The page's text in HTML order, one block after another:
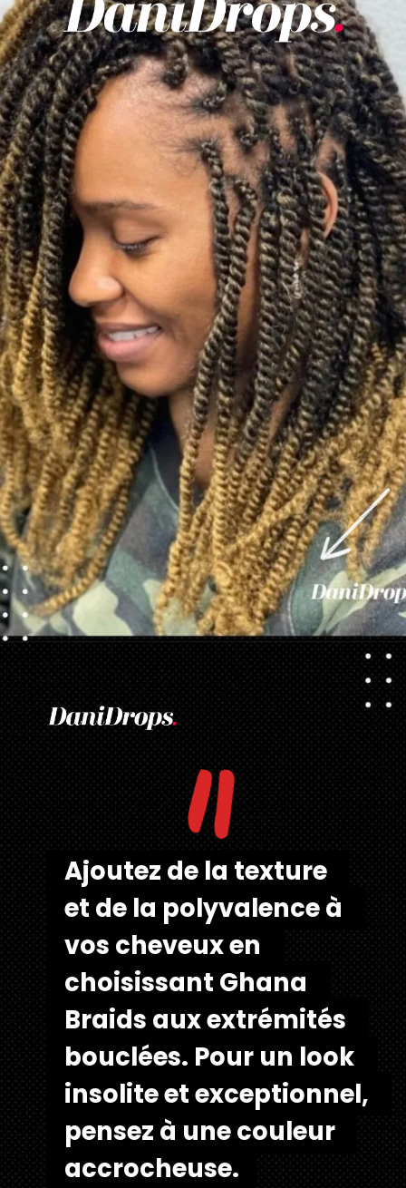
Ouverture
"
Ajoutez de la texture
et de la polyvalence à
vos cheveux en
choisissant Ghana
Braids aux extrémités
bouclées. Pour un look
insolite et exceptionnel,
pensez à une couleur
accrocheuse.
Ajoutez de la texture
et de la polyvalence à
vos cheveux en
choisissant Ghana
Braids aux extrémités
bouclées. Pour un look
insolite et exceptionnel,
pensez à une couleur
accrocheuse.